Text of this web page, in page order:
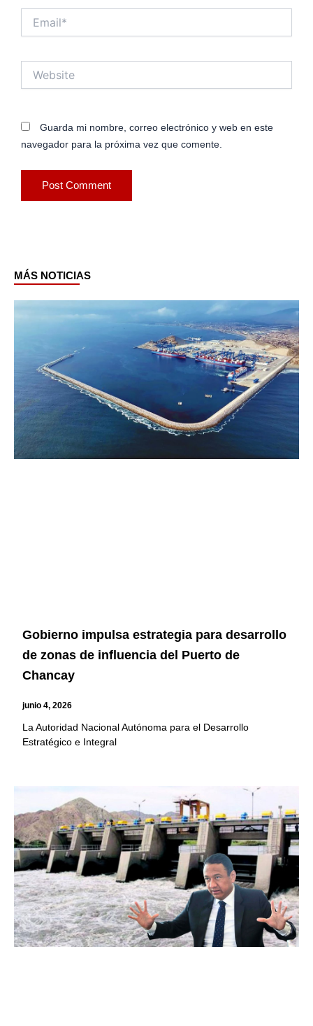
Guarda mi nombre, correo electrónico y web en este
navegador para la próxima vez que comente.
MÁS NOTICIAS
Gobierno impulsa estrategia para desarrollo
de zonas de influencia del Puerto de
Chancay
junio 4, 2026
La Autoridad Nacional Autónoma para el Desarrollo
Estratégico e Integral
PagePagePage PagePagePage Page